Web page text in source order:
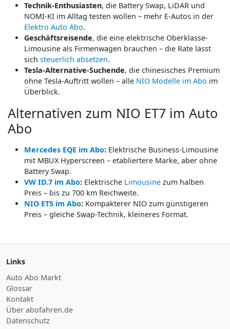
Technik-Enthusiasten, die Battery Swap, LiDAR und
NOMI-KI im Alltag testen wollen – mehr E-Autos in der
Elektro Auto Abo.
Geschäftsreisende, die eine elektrische Oberklasse-
Limousine als Firmenwagen brauchen – die Rate lässt
sich steuerlich absetzen.
Tesla-Alternative-Suchende, die chinesisches Premium
ohne Tesla-Auftritt wollen – alle NIO Modelle im Abo im
Überblick.
Alternativen zum NIO ET7 im Auto
Abo
Mercedes EQE im Abo: Elektrische Business-Limousine
mit MBUX Hyperscreen – etabliertere Marke, aber ohne
Battery Swap.
VW ID.7 im Abo: Elektrische Limousine zum halben
Preis – bis zu 700 km Reichweite.
NIO ET5 im Abo: Kompakterer NIO zum günstigeren
Preis – gleiche Swap-Technik, kleineres Format.
Links
Auto Abo Markt
Glossar
Kontakt
Über abofahren.de
Datenschutz